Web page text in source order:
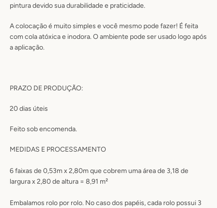
pintura devido sua durabilidade e praticidade.
A colocação é muito simples e você mesmo pode fazer! É feita
com cola atóxica e inodora. O ambiente pode ser usado logo após
a aplicação.
PRAZO DE PRODUÇÃO:
20dias úteis
Feito sob encomenda.
MEDIDAS E PROCESSAMENTO
6 faixas de 0,53m x 2,80m que cobrem uma área de 3,18 de
largura x 2,80 de altura = 8,91 m²
Embalamos rolo por rolo. No caso dos papéis, cada rolo possui 3